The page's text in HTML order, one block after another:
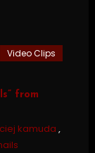
Video Clips
from
kamuda ,